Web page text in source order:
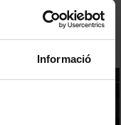
Informació